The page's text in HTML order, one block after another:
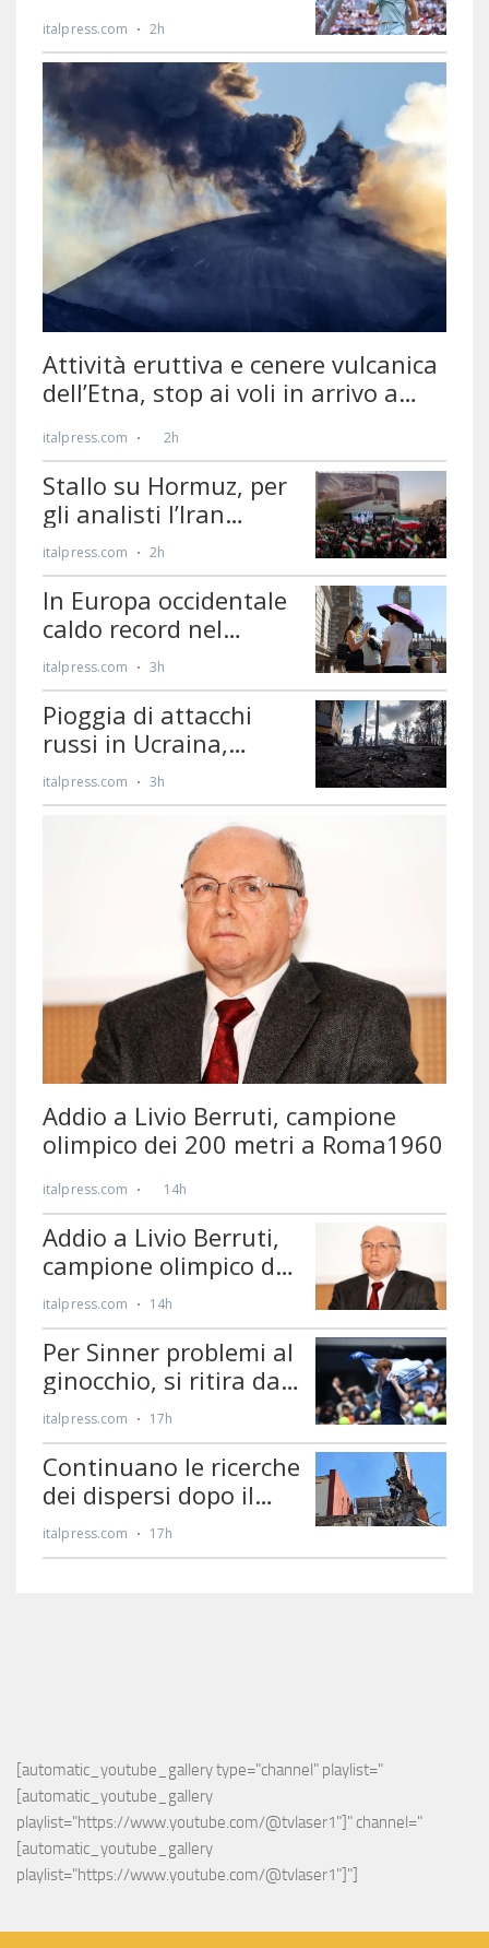
[automatic_youtube_gallery type="channel" playlist="
[automatic_youtube_gallery
playlist="https://www.youtube.com/@tvlaser1"]" channel="
[automatic_youtube_gallery
playlist="https://www.youtube.com/@tvlaser1"]"]